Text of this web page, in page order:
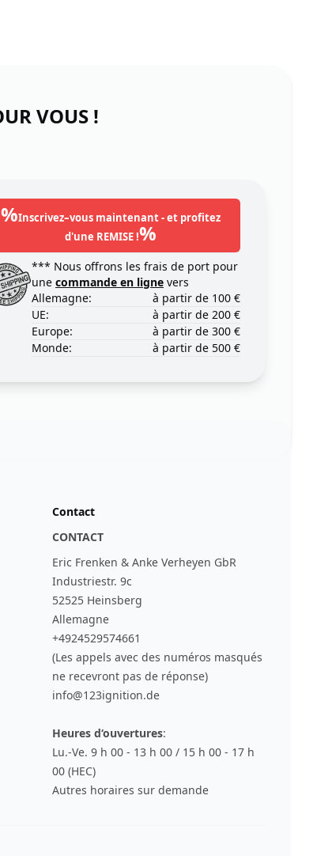
VOUS !
%Inscrivez–vous maintenant - et profitez
d'une REMISE !%
*** Nous offrons les frais de port pour
une commande en ligne vers
Allemagne:
à partir de 100 €
UE:
à partir de 200 €
Europe:
à partir de 300 €
Monde:
à partir de 500 €
Contact
CONTACT
Eric Frenken & Anke Verheyen GbR
Industriestr. 9c
52525 Heinsberg
Allemagne
+4924529574661
(Les appels avec des numéros masqués
ne recevront pas de réponse)
info@123ignition.de
Heures d‘ouvertures:
Lu.-Ve. 9 h 00 - 13 h 00 / 15 h 00 - 17 h
00 (HEC)
Autres horaires sur demande